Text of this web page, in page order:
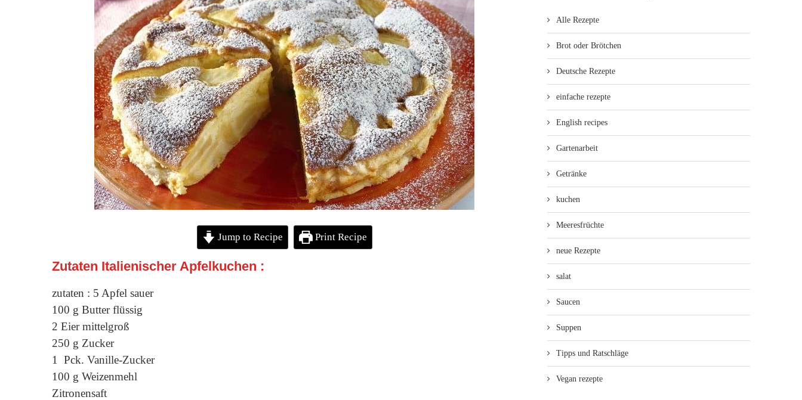
Jump to Recipe Print Recipe
Zutaten Italienischer Apfelkuchen :
zutaten : 5 Apfel sauer
100 g Butter flüssig
2 Eier mittelgroß
250 g Zucker
1 Pck. Vanille-Zucker
100 g Weizenmehl
Zitronensaft
Alle Rezepte
Brot oder Brötchen
Deutsche Rezepte
einfache rezepte
English recipes
Gartenarbeit
Getränke
kuchen
Meeresfrüchte
neue Rezepte
salat
Saucen
Suppen
Tipps und Ratschläge
Vegan rezepte